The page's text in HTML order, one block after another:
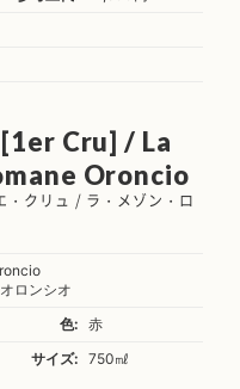
Cru] / La
Oroncio
・クリュ / ラ・メゾン・ロ
ロンシオ
色:
赤
サイズ: 750㎖